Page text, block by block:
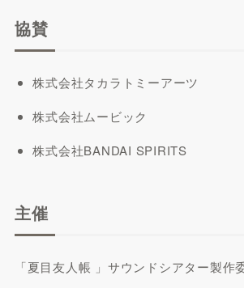
協賛
株式会社タカラトミーアーツ
株式会社ムービック
株式会社BANDAI SPIRITS
主催
「夏目友人帳 」サウンドシアター製作